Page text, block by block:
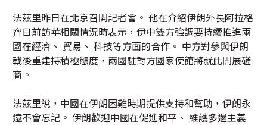
法茲里昨日在北京召開記者會。 他在介紹伊朗外長阿拉格
齊日前訪華相關情況時表示，伊中雙方強調要持續推進兩
國在經濟、 貿易、 科技等方面的合作。 中方對參與伊朗
戰後重建持積極態度，兩國駐對方國家使館將就此開展磋
商。
法茲里說，中國在伊朗困難時期提供支持和幫助，伊朗永
遠不會忘記。 伊朗歡迎中國在促進和平、 維護多邊主義